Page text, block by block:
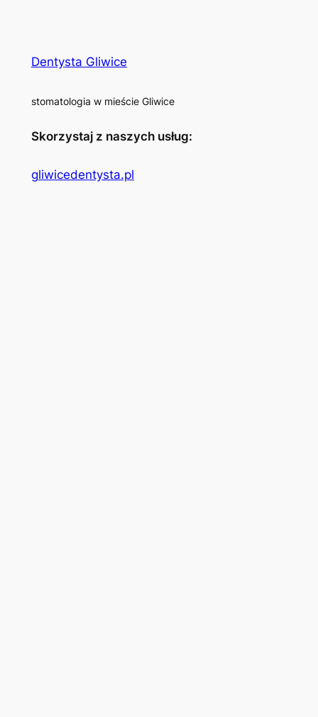
Dentysta Gliwice
stomatologia w mieście Gliwice
Skorzystaj z naszych usług:
gliwicedentysta.pl